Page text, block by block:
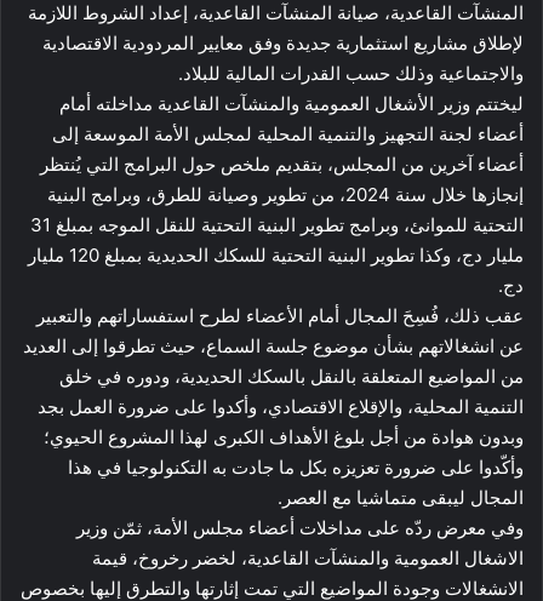
المنشآت القاعدية، صيانة المنشآت القاعدية، إعداد الشروط اللازمة
لإطلاق مشاريع استثمارية جديدة وفق معايير المردودية الاقتصادية
والاجتماعية وذلك حسب القدرات المالية للبلاد.
ليختتم وزير الأشغال العمومية والمنشآت القاعدية مداخلته أمام
أعضاء لجنة التجهيز والتنمية المحلية لمجلس الأمة الموسعة إلى
أعضاء آخرين من المجلس، بتقديم ملخص حول البرامج التي يُنتظر
إنجازها خلال سنة 2024، من تطوير وصيانة للطرق، وبرامج البنية
التحتية للموانئ، وبرامج تطوير البنية التحتية للنقل الموجه بمبلغ 31
مليار دج، وكذا تطوير البنية التحتية للسكك الحديدية بمبلغ 120 مليار
دج.
عقب ذلك، فُسِحَ المجال أمام الأعضاء لطرح استفساراتهم والتعبير
عن انشغالاتهم بشأن موضوع جلسة السماع، حيث تطرقوا إلى العديد
من المواضيع المتعلقة بالنقل بالسكك الحديدية، ودوره في خلق
التنمية المحلية، والإقلاع الاقتصادي، وأكدوا على ضرورة العمل بجد
وبدون هوادة من أجل بلوغ الأهداف الكبرى لهذا المشروع الحيوي؛
وأكّدوا على ضرورة تعزيزه بكل ما جادت به التكنولوجيا في هذا
المجال ليبقى متماشيا مع العصر.
وفي معرض ردّه على مداخلات أعضاء مجلس الأمة، ثمّن وزير
الاشغال العمومية والمنشآت القاعدية، لخضر رخروخ، قيمة
الانشغالات وجودة المواضيع التي تمت إثارتها والتطرق إليها بخصوص